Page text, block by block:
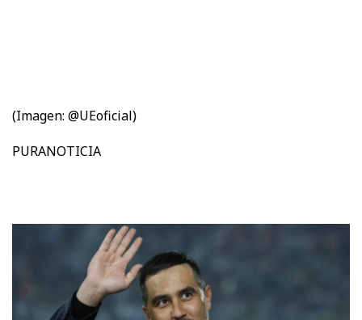
(Imagen: @UEoficial)
PURANOTICIA